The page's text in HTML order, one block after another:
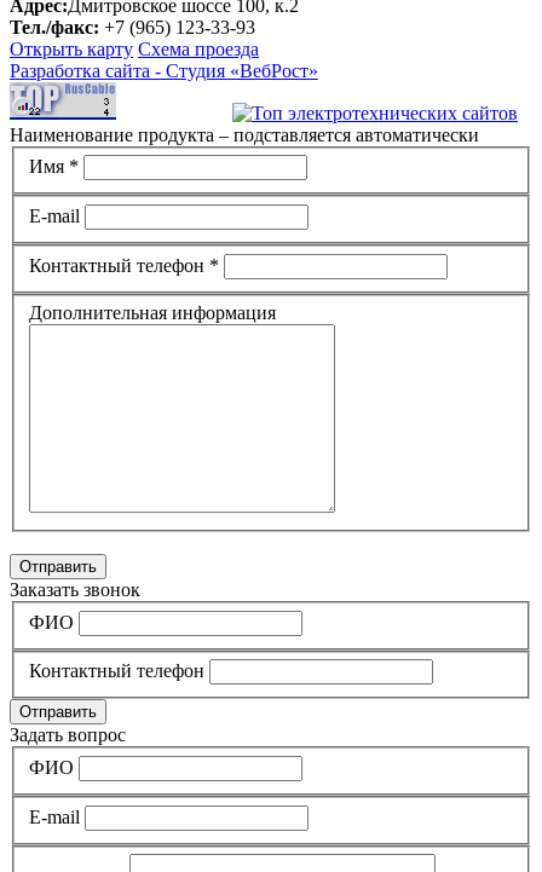
Адрес:Дмитровское шоссе 100, к.2
Тел./факс: +7 (965) 123-33-93
Открыть карту Схема проезда
Разработка сайта - Студия «ВебРост»
Наименование продукта – подставляется автоматически
Имя *
E-mail
Контактный телефон *
Дополнительная информация
Отправить
Заказать звонок
ФИО
Контактный телефон
Отправить
Задать вопрос
ФИО
E-mail